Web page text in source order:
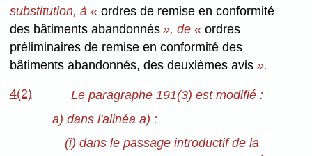
substitution, à « ordres de remise en conformité
des bâtiments abandonnés», de « ordres
préliminaires de remise en conformité des
bâtiments abandonnés, des deuxièmes avis ».
4(2)
Le paragraphe 191(3) est modifié :
a) dans l'alinéa a) :
(i) dans le passage introductif de la